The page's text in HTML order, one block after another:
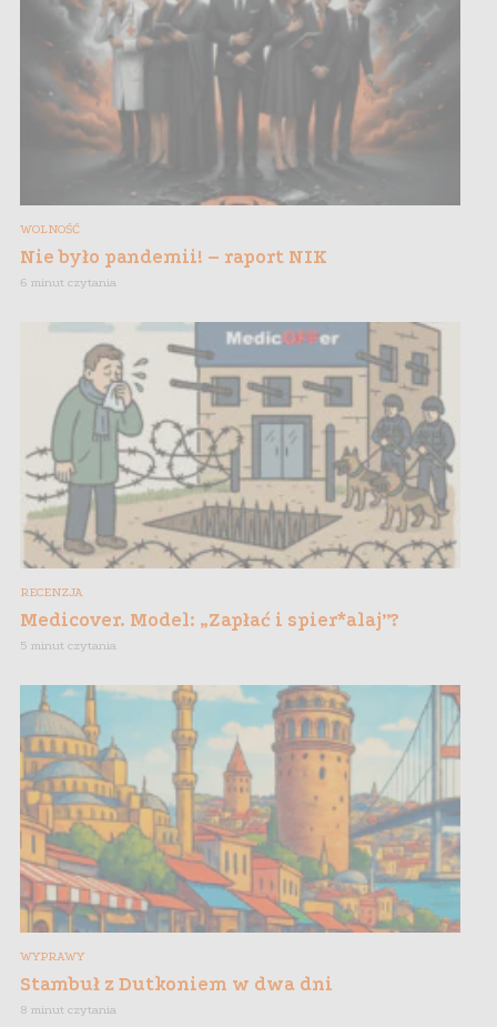
WOLNOŚĆ
Nie było pandemii! – raport NIK
6 minut czytania
RECENZJA
Medicover. Model: „Zapłać i spier*alaj”?
5 minut czytania
WYPRAWY
Stambuł z Dutkoniem w dwa dni
8 minut czytania